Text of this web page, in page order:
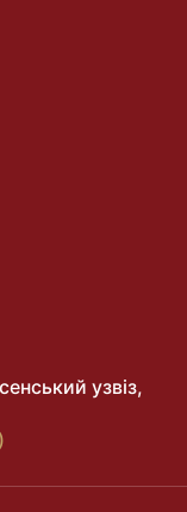
узвіз,